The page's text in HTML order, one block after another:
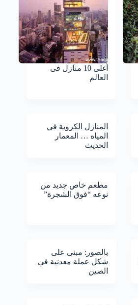
أغلى 10 منازل فى
العالم
المنازل الكروية في
المياه … المعمار
الحديث
مطعم خاص جديد من
نوعه “فوق الشجرة”
بالصور: مبنى على
شكل عملة معدنية في
الصين